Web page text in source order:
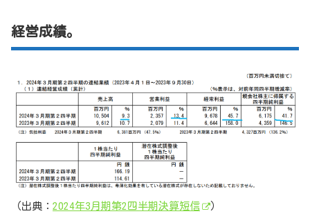
経営成績。
（出典： 2024年3月期第2四半期決算短信 ）